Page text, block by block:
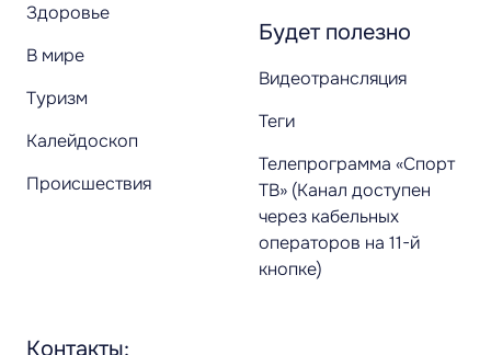
Здоровье
В мире
Туризм
Калейдоскоп
Происшествия
Будет полезно
Видеотрансляция
Теги
Телепрограмма «Спорт
ТВ» (Канал доступен
через кабельных
операторов на 11-й
кнопке)
Контакты: